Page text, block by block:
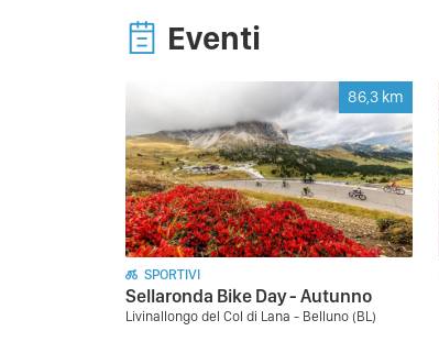
Eventi
86,3 km
SPORTIVI
Sellaronda Bike Day - Autunno
Livinallongo del Col di Lana - Belluno (BL)